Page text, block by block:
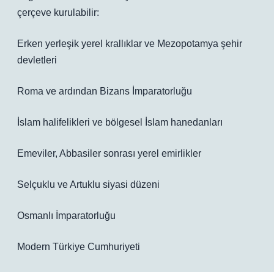
çerçeve kurulabilir:
Erken yerleşik yerel krallıklar ve Mezopotamya şehir
devletleri
Roma ve ardından Bizans İmparatorluğu
İslam halifelikleri ve bölgesel İslam hanedanları
Emeviler, Abbasiler sonrası yerel emirlikler
Selçuklu ve Artuklu siyasi düzeni
Osmanlı İmparatorluğu
Modern Türkiye Cumhuriyeti